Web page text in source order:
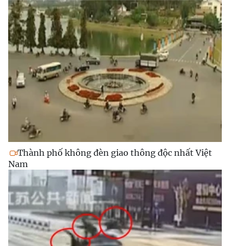
Thành phố không đèn giao thông độc nhất Việt
Nam